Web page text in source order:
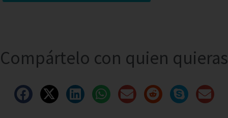
Compártelo con quien quieras